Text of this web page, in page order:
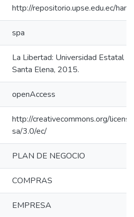
http://repositorio.upse.edu.ec/
spa
La Libertad: Universidad Estatal
Santa Elena, 2015.
openAccess
http://creativecommons.org/
sa/3.0/ec/
PLAN DE NEGOCIO
COMPRAS
EMPRESA